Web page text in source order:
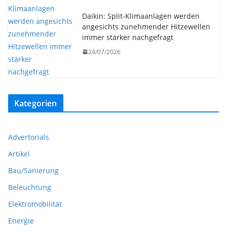
Daikin: Split-Klimaanlagen werden
angesichts zunehmender Hitzewellen
immer stärker nachgefragt
24/07/2026
Kategorien
Advertorials
Artikel
Bau/Sanierung
Beleuchtung
Elektromobilität
Energie